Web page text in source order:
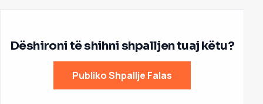
Dëshironi të shihni shpalljen tuaj këtu?
Publiko Shpallje Falas